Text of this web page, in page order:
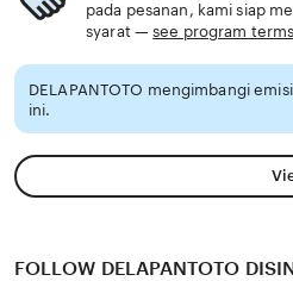
pada pesanan, kami siap
syarat —see program terms
DELAPANTOTO mengimbangi
ini.
FOLLOW DELAPANTOTO